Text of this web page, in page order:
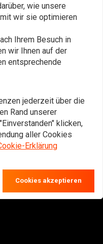
zu Ihrer Bestellung,
oder allgemeinen
können Sie uns
auf eine der folgenden Arten
(The Netherlands)
wie unsere
wir sie optimieren
Ihrem Besuch in
wir Ihnen auf der
entsprechende
jederzeit über die
Rand unserer
klicken,
aller Cookies
Erklärung
Cookies akzeptieren